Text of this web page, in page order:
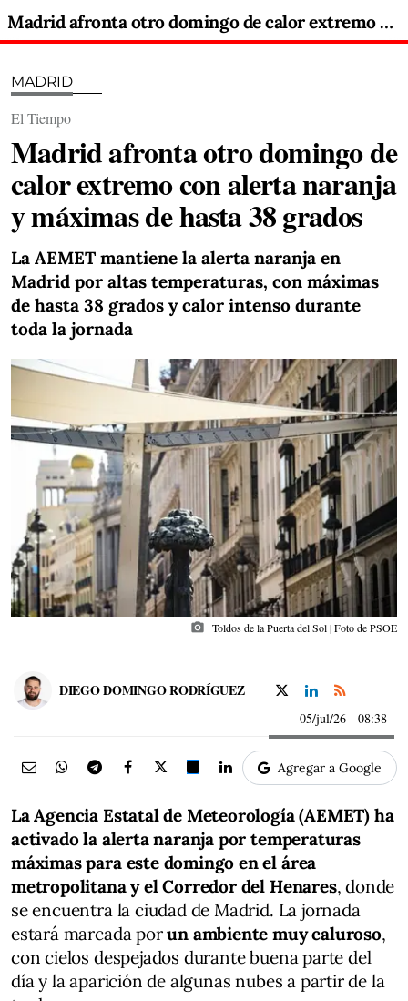
Madrid afronta otro domingo de calor extremo con alerta naranja y máximas de hasta 38 grados
MADRID
El Tiempo
Madrid afronta otro domingo de
calor extremo con alerta naranja
y máximas de hasta 38 grados
La AEMET mantiene la alerta naranja en
Madrid por altas temperaturas, con máximas
de hasta 38 grados y calor intenso durante
toda la jornada
photo_camera Toldos de la Puerta del Sol | Foto de PSOE
DIEGO DOMINGO RODRÍGUEZ
05/jul/26 - 08:38
Agregar a Google
La Agencia Estatal de Meteorología (AEMET) ha
activado la alerta naranja por temperaturas
máximas para este domingo en el área
metropolitana y el Corredor del Henares, donde
se encuentra la ciudad de Madrid. La jornada
estará marcada porun ambiente muy caluroso,
con cielos despejados durante buena parte del
día y la aparición de algunas nubes a partir de la